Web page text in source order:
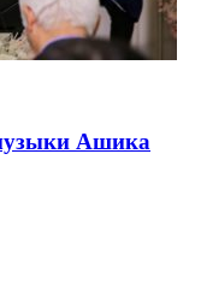
Ашика